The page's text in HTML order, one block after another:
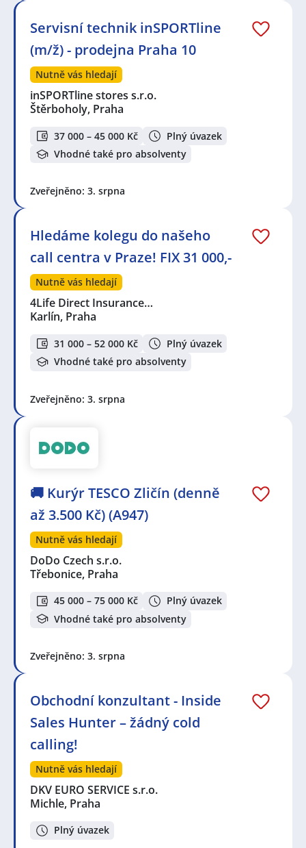
Servisní technik inSPORTline
(m/ž) - prodejna Praha 10
Nutně vás hledají
inSPORTline stores s.r.o.
Štěrboholy, Praha
37 000 – 45 000 Kč
Plný úvazek
Vhodné také pro absolventy
Zveřejněno: 3. srpna
Hledáme kolegu do našeho
call centra v Praze! FIX 31 000,-
Nutně vás hledají
4Life Direct Insurance…
Karlín, Praha
31 000 – 52 000 Kč
Plný úvazek
Vhodné také pro absolventy
Zveřejněno: 3. srpna
🚚 Kurýr TESCO Zličín (denně
až 3.500 Kč) (A947)
Nutně vás hledají
DoDo Czech s.r.o.
Třebonice, Praha
45 000 – 75 000 Kč
Plný úvazek
Vhodné také pro absolventy
Zveřejněno: 3. srpna
Obchodní konzultant - Inside
Sales Hunter – žádný cold
calling!
Nutně vás hledají
DKV EURO SERVICE s.r.o.
Michle, Praha
Plný úvazek